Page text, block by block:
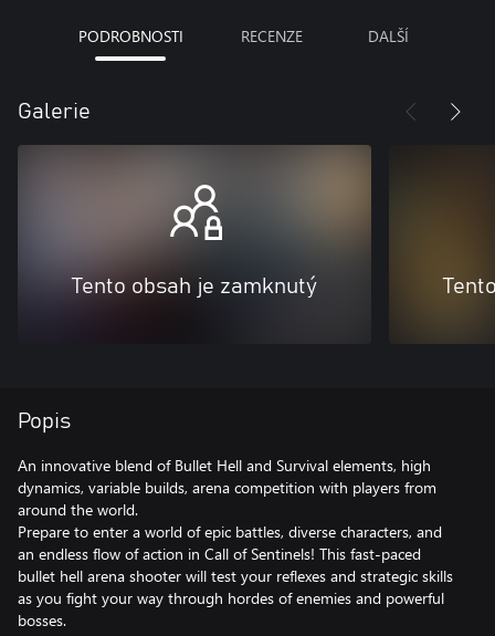
PODROBNOSTI RECENZE DALŠÍ
Galerie
Tento obsah je zamknutý
Popis
An innovative blend of Bullet Hell and Survival elements, high
dynamics, variable builds, arena competition with players from
around the world.
Prepare to enter a world of epic battles, diverse characters, and
an endless flow of action in Call of Sentinels! This fast-paced
bullet hell arena shooter will test your reflexes and strategic skills
as you fight your way through hordes of enemies and powerful
bosses.